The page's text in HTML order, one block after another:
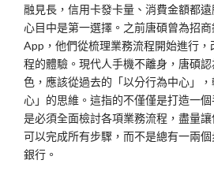
融見長，信用卡發卡量、消費金額都
心目中是第一選擇。之前唐碩曾為招
App，他們從梳理業務流程開始進行
程的體驗。現代人手機不離身，唐碩
色，應該從過去的「以分行為中心」
心」的思維。這指的不僅僅是打造一
是必須全面檢討各項業務流程，盡量
可以完成所有步驟，而不是總有一兩
銀行。